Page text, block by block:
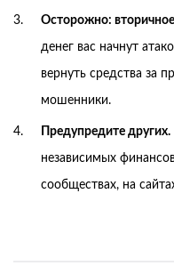
Осторожно:
денег вас начнут
вернуть средства за
мошенники.
Предупредите других.
независимых
сообществах, на